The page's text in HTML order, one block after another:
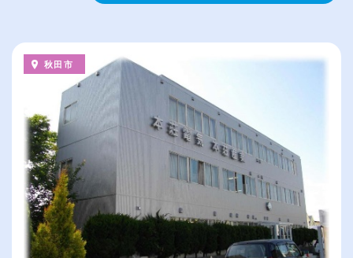
給与が高い順
（⾼卒の給与を基準）
休日数が多い順
秋田市